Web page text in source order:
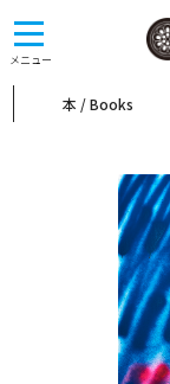
メニュー
toggle
navigation
本 / Books